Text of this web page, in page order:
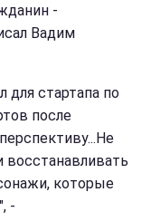
-
Вадим
для стартапа по
после
которые
-